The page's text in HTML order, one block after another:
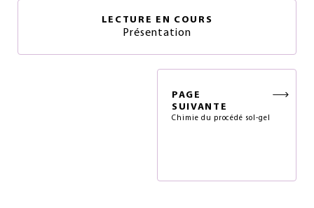
LECTURE EN COURS
Présentation
PAGE
SUIVANTE
Chimie du procédé sol-gel